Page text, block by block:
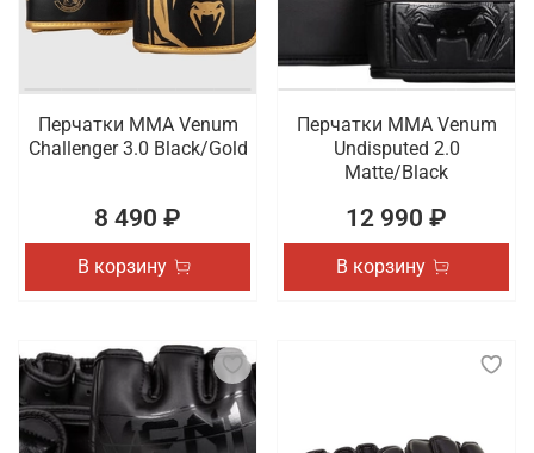
Перчатки ММА Venum
Challenger 3.0 Black/Gold
8 490 ₽
В корзину
Перчатки ММА Venum
Undisputed 2.0
Matte/Black
12 990 ₽
В корзину